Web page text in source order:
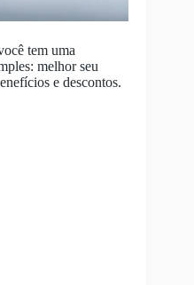
tem uma
melhor seu
e descontos.